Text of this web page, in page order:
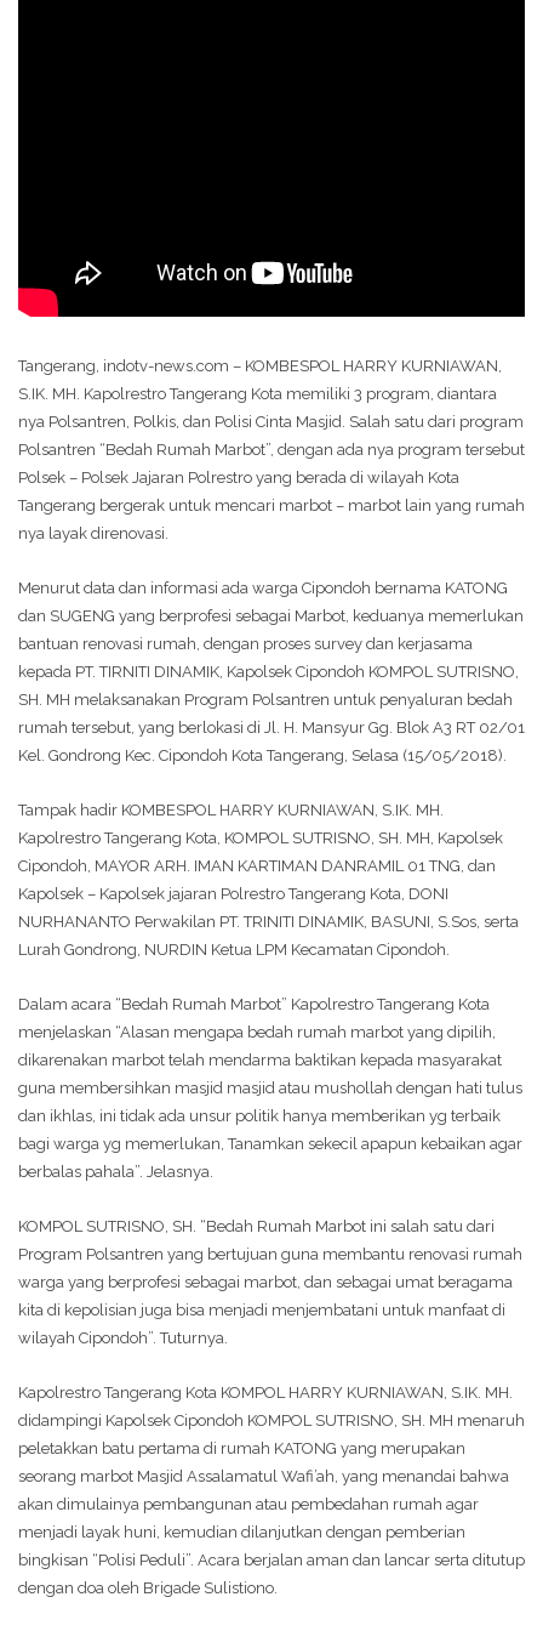
Tangerang, indotv-news.com – KOMBESPOL HARRY KURNIAWAN,
S.IK. MH. Kapolrestro Tangerang Kota memiliki 3 program, diantara
nya Polsantren, Polkis, dan Polisi Cinta Masjid. Salah satu dari program
Polsantren “Bedah Rumah Marbot”, dengan ada nya program tersebut
Polsek – Polsek Jajaran Polrestro yang berada di wilayah Kota
Tangerang bergerak untuk mencari marbot – marbot lain yang rumah
nya layak direnovasi.
Menurut data dan informasi ada warga Cipondoh bernama KATONG
dan SUGENG yang berprofesi sebagai Marbot, keduanya memerlukan
bantuan renovasi rumah, dengan proses survey dan kerjasama
kepada PT. TIRNITI DINAMIK, Kapolsek Cipondoh KOMPOL SUTRISNO,
SH. MH melaksanakan Program Polsantren untuk penyaluran bedah
rumah tersebut, yang berlokasi di Jl. H. Mansyur Gg. Blok A3 RT 02/01
Kel. Gondrong Kec. Cipondoh Kota Tangerang, Selasa (15/05/2018).
Tampak hadir KOMBESPOL HARRY KURNIAWAN, S.IK. MH.
Kapolrestro Tangerang Kota, KOMPOL SUTRISNO, SH. MH, Kapolsek
Cipondoh, MAYOR ARH. IMAN KARTIMAN DANRAMIL 01 TNG, dan
Kapolsek – Kapolsek jajaran Polrestro Tangerang Kota, DONI
NURHANANTO Perwakilan PT. TRINITI DINAMIK, BASUNI, S.Sos, serta
Lurah Gondrong, NURDIN Ketua LPM Kecamatan Cipondoh.
Dalam acara “Bedah Rumah Marbot” Kapolrestro Tangerang Kota
menjelaskan “Alasan mengapa bedah rumah marbot yang dipilih,
dikarenakan marbot telah mendarma baktikan kepada masyarakat
guna membersihkan masjid masjid atau mushollah dengan hati tulus
dan ikhlas, ini tidak ada unsur politik hanya memberikan yg terbaik
bagi warga yg memerlukan, Tanamkan sekecil apapun kebaikan agar
berbalas pahala”. Jelasnya.
KOMPOL SUTRISNO, SH. “Bedah Rumah Marbot ini salah satu dari
Program Polsantren yang bertujuan guna membantu renovasi rumah
warga yang berprofesi sebagai marbot, dan sebagai umat beragama
kita di kepolisian juga bisa menjadi menjembatani untuk manfaat di
wilayah Cipondoh”. Tuturnya.
Kapolrestro Tangerang Kota KOMPOL HARRY KURNIAWAN, S.IK. MH.
didampingi Kapolsek Cipondoh KOMPOL SUTRISNO, SH. MH menaruh
peletakkan batu pertama di rumah KATONG yang merupakan
seorang marbot Masjid Assalamatul Wafi’ah, yang menandai bahwa
akan dimulainya pembangunan atau pembedahan rumah agar
menjadi layak huni, kemudian dilanjutkan dengan pemberian
bingkisan “Polisi Peduli”. Acara berjalan aman dan lancar serta ditutup
dengan doa oleh Brigade Sulistiono.